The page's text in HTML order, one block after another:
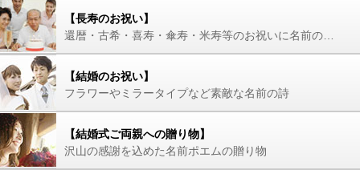
【長寿のお祝い】
還暦・古希・喜寿・傘寿・米寿等のお祝いに名前の詩を
【結婚のお祝い】
フラワーやミラータイプなど素敵な名前の詩
【結婚式ご両親への贈り物】
沢山の感謝を込めた名前ポエムの贈り物